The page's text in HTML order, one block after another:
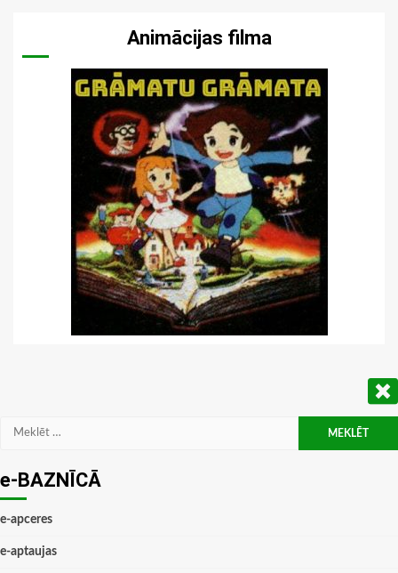
Animācijas filma
Meklēt:
e-BAZNĪCĀ
e-apceres
e-aptaujas